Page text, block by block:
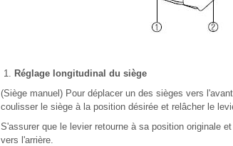
Réglage longitudinal du siège
(Siège manuel) Pour déplacer un des sièges vers
coulisser le siège à la position désirée et relâcher le
S'assurer que le levier retourne à sa position originale
vers l'arrière.